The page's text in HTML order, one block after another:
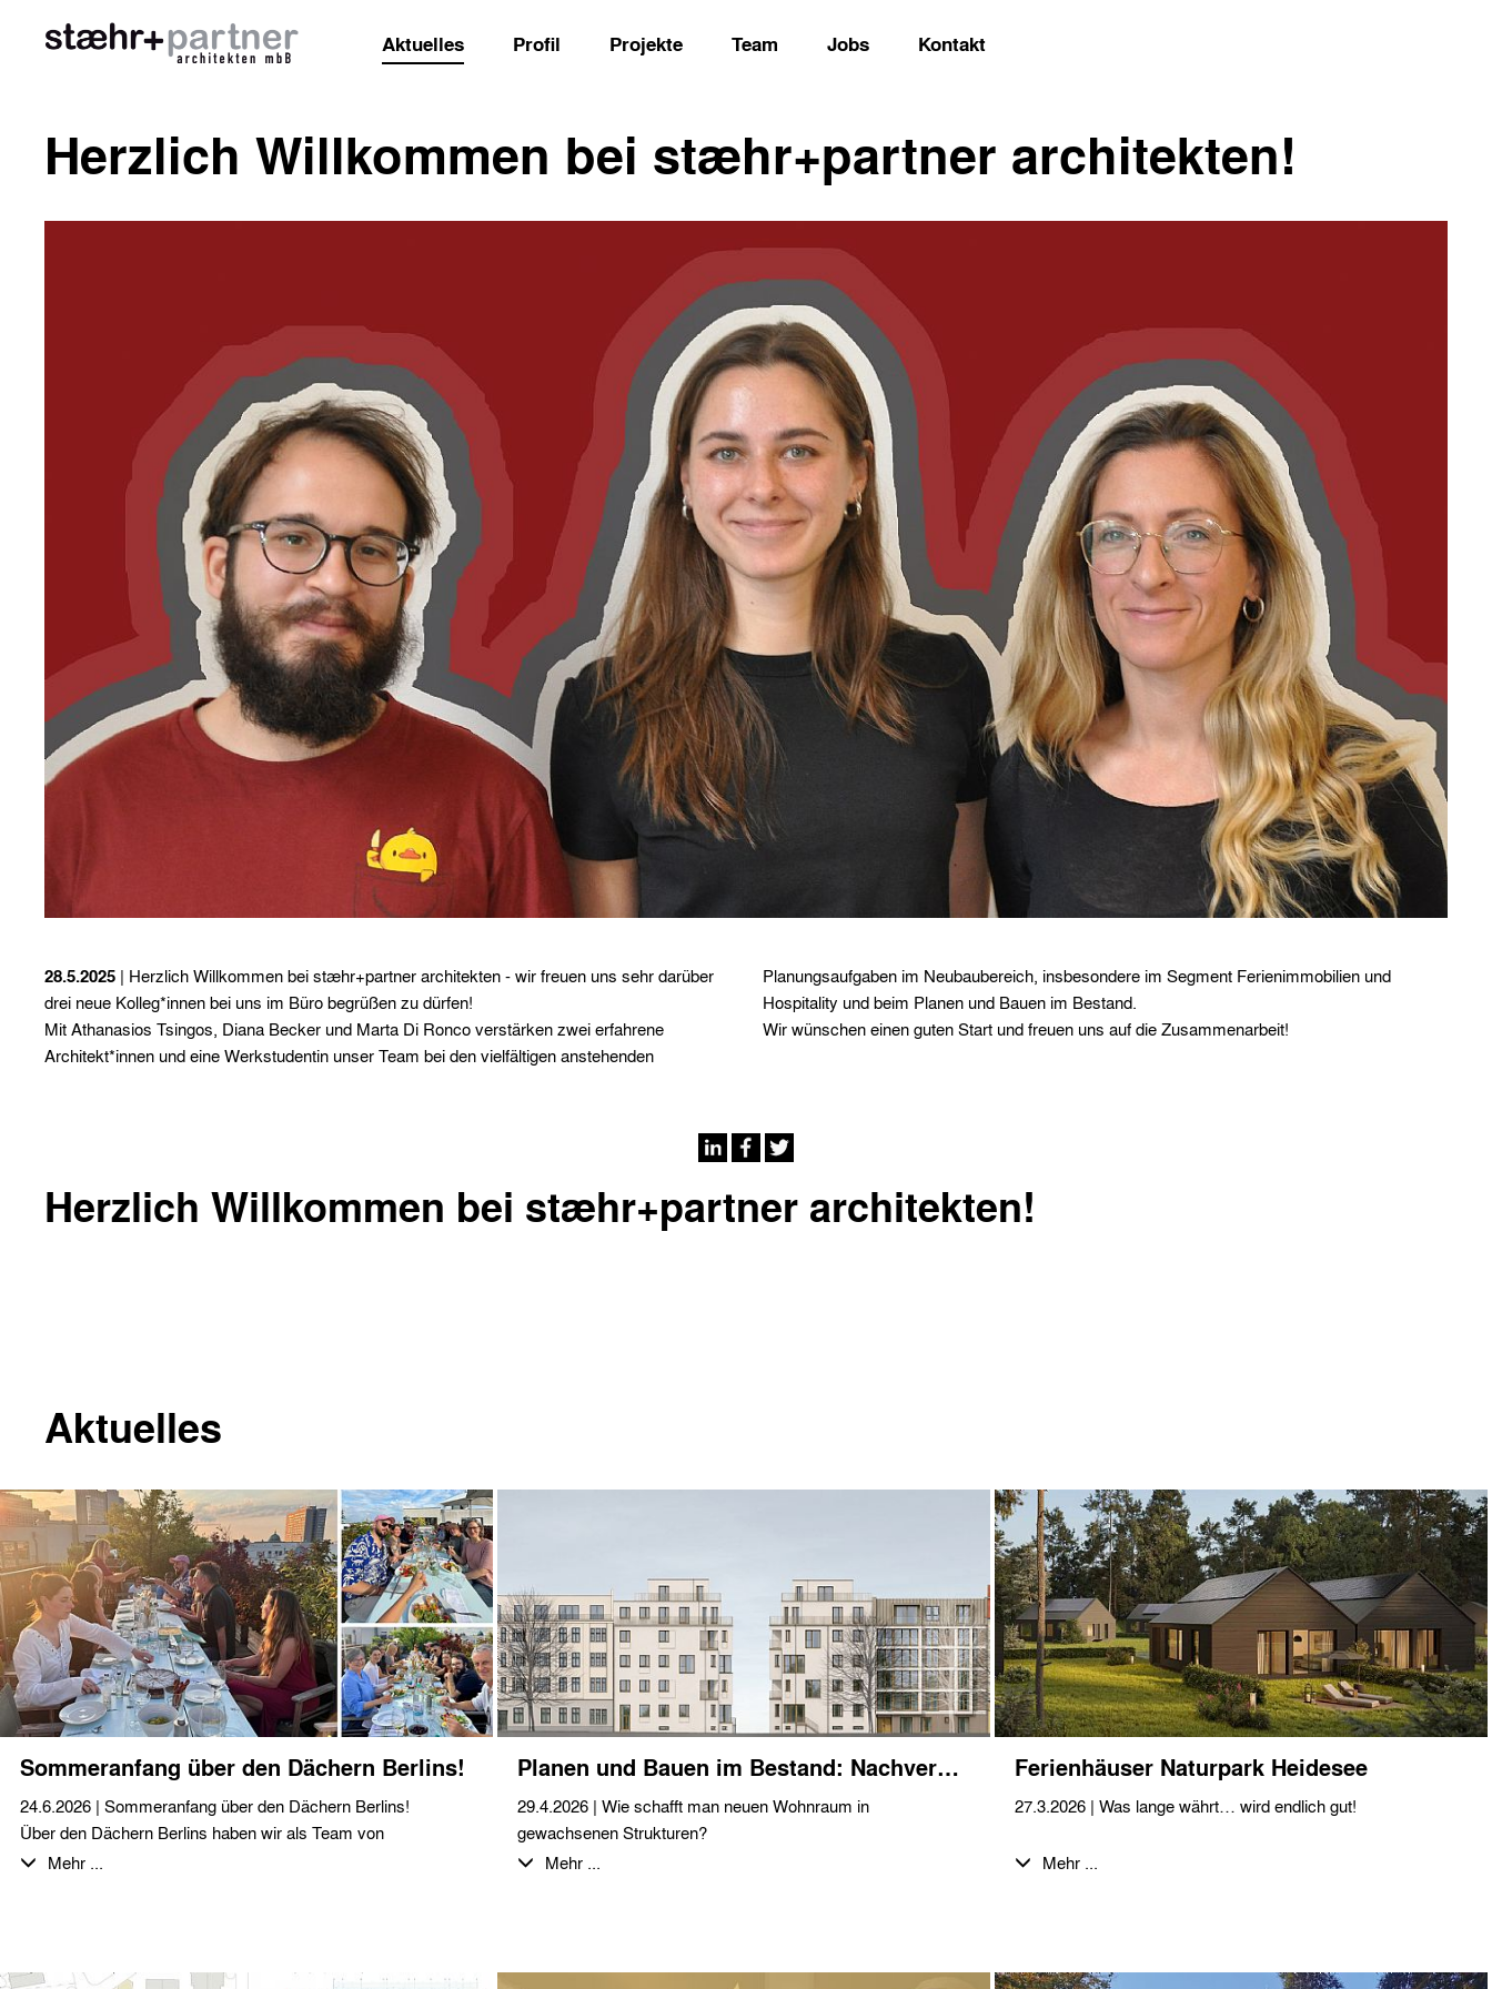
Aktuelles Profil Projekte Team Jobs Kontakt
Herzlich Willkommen bei stæhr+partner architekten!
28.5.2025 | Herzlich Willkommen bei stæhr+partner architekten - wir freuen uns sehr darüber
drei neue Kolleg*innen bei uns im Büro begrüßen zu dürfen!
Mit Athanasios Tsingos, Diana Becker und Marta Di Ronco verstärken zwei erfahrene
Architekt*innen und eine Werkstudentin unser Team bei den vielfältigen anstehenden
Planungsaufgaben im Neubaubereich, insbesondere im Segment Ferienimmobilien und
Hospitality und beim Planen und Bauen im Bestand.
Wir wünschen einen guten Start und freuen uns auf die Zusammenarbeit!
Herzlich Willkommen bei stæhr+partner architekten!
Aktuelles
Sommeranfang über den Dächern Berlins!
24.6.2026 | Sommeranfang über den Dächern Berlins!
Über den Dächern Berlins haben wir als Team von
stæhr+partner architekten zusammen auf den Sommeranfang
Mehr ...
Planen und Bauen im Bestand: Nachverdichtung in Weißensee
29.4.2026 | Wie schafft man neuen Wohnraum in
gewachsenen Strukturen?
Wir freuen uns, ein spannendes Projekt im Herzen Berlins zu
Mehr ...
Ferienhäuser Naturpark Heidesee
27.3.2026 | Was lange währt… wird endlich gut!
Ein wichtiger Meilenstein für den Naturpark Heidesee: Die
Mehr ...